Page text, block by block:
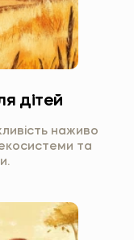
дітей
наживо
та